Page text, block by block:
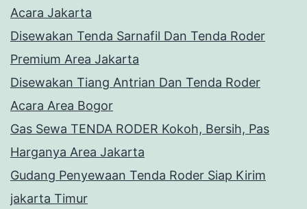
Acara Jakarta
Disewakan Tenda Sarnafil Dan Tenda Roder
Premium Area Jakarta
Disewakan Tiang Antrian Dan Tenda Roder
Acara Area Bogor
Gas Sewa TENDA RODER Kokoh, Bersih, Pas
Harganya Area Jakarta
Gudang Penyewaan Tenda Roder Siap Kirim
jakarta Timur